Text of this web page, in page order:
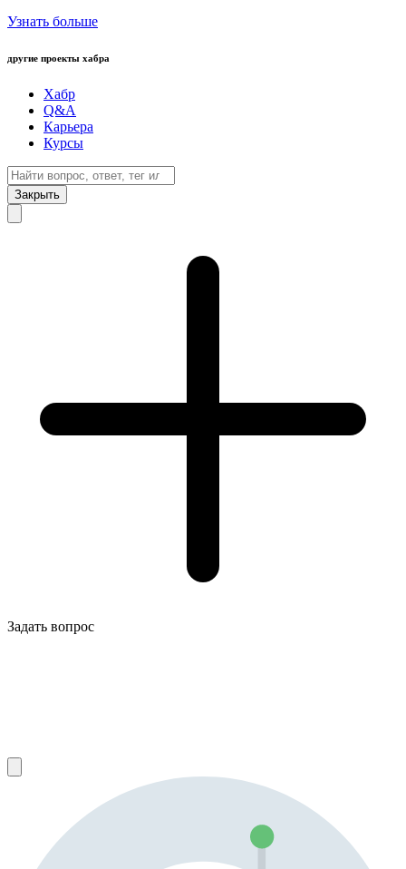
Узнать больше
другие проекты хабра
Хабр
Q&A
Карьера
Курсы
Закрыть
Задать вопрос